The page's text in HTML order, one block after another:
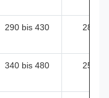
290 bis 430 28
340 bis 480 25